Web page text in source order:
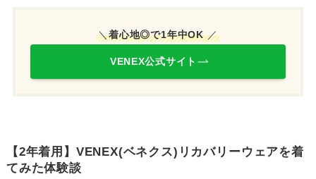
＼着心地◎で1年中OK／
VENEX公式サイト
【2年着用】VENEX(ベネクス)リカバリーウェアを着
てみた体験談